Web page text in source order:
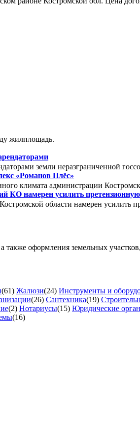
жилплощадь.
земли неразграниченной
«Романов Плёс»
климата администрации
КО намерен усилить
области намерен усилить
оформления земельных
(61) Жалюзи(24) Инструменты и
(26) Сантехника(19)
(2) Нотариусы(15) Юридические
(16)